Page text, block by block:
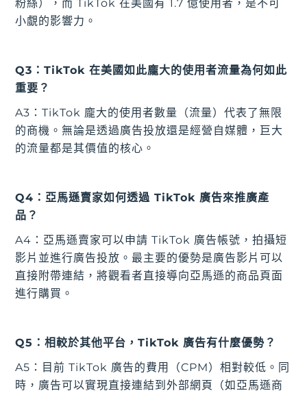
粉絲），而 TikTok 在美國有 1.7 億使用者，是不可
小覷的影響力。
Q3：TikTok 在美國如此龐大的使用者流量為何如此
重要？
A3：TikTok 龐大的使用者數量（流量）代表了無限
的商機。無論是透過廣告投放還是經營自媒體，巨大
的流量都是其價值的核心。
Q4：亞馬遜賣家如何透過 TikTok 廣告來推廣產
品？
A4：亞馬遜賣家可以申請 TikTok 廣告帳號，拍攝短
影片並進行廣告投放。最主要的優勢是廣告影片可以
直接附帶連結，將觀看者直接導向亞馬遜的商品頁面
進行購買。
Q5：相較於其他平台，TikTok 廣告有什麼優勢？
A5：目前 TikTok 廣告的費用（CPM）相對較低。同
時，廣告可以實現直接連結到外部網頁（如亞馬遜商